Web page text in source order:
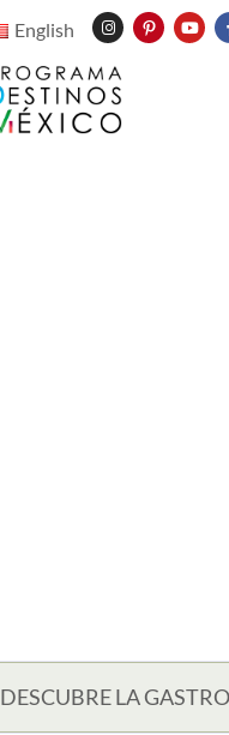
English
DESCUBRE LA